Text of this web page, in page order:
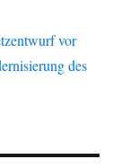
vor
des